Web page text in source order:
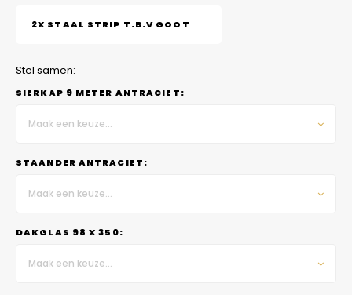
2X STAAL STRIP T.B.V GOOT
Stel samen:
SIERKAP 9 METER ANTRACIET:
Maak een keuze...
STAANDER ANTRACIET:
Maak een keuze...
DAKGLAS 98 X 350:
Maak een keuze...